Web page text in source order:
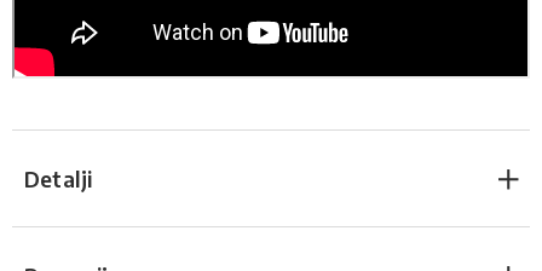
Detalji